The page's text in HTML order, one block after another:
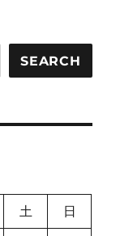
SEARCH
土 日